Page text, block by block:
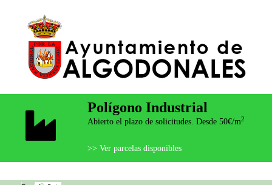
Polígono Industrial
Abierto el plazo de solicitudes. Desde 50€/m2
>> Ver parcelas disponibles